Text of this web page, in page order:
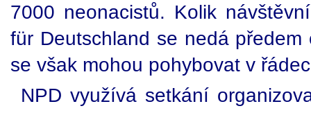
7000 neonacistů. Kolik
für Deutschland se nedá
se však mohou pohybovat v
NPD využívá setkání